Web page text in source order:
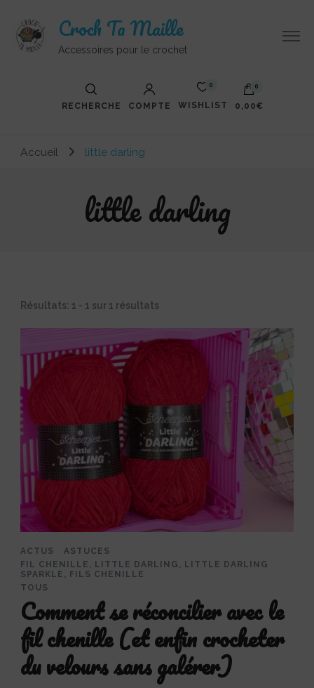
Croch Ta Maille
Accessoires pour le crochet
RECHERCHE COMPTE
0
WISHLIST
0
0,00€
Votre panier est vide.
Accueil little darling
little darling
Résultats: 1 - 1 sur 1 résultats
ACTUS
ASTUCES
FIL CHENILLE, LITTLE DARLING, LITTLE DARLING
SPARKLE, FILS CHENILLE
TOUS
Comment se réconcilier avec le
fil chenille (et enfin crocheter
du velours sans galérer)